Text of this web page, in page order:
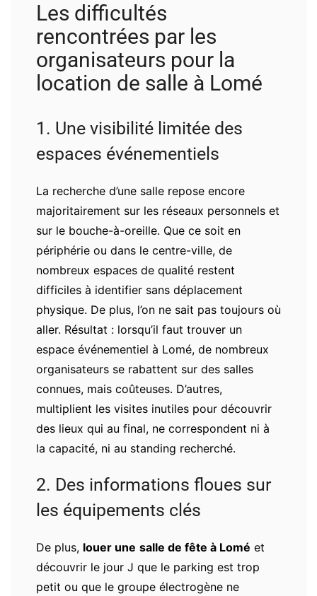
Les difficultés
rencontrées par les
organisateurs pour la
location de salle à Lomé
1. Une visibilité limitée des
espaces événementiels
La recherche d’une salle repose encore
majoritairement sur les réseaux personnels et
sur le bouche-à-oreille. Que ce soit en
périphérie ou dans le centre-ville, de
nombreux espaces de qualité restent
difficiles à identifier sans déplacement
physique. De plus, l’on ne sait pas toujours où
aller. Résultat : lorsqu’il faut trouver un
espace événementiel à Lomé, de nombreux
organisateurs se rabattent sur des salles
connues, mais coûteuses. D’autres,
multiplient les visites inutiles pour découvrir
des lieux qui au final, ne correspondent ni à
la capacité, ni au standing recherché.
2. Des informations floues sur
les équipements clés
De plus, louer une salle de fête à Lomé et
découvrir le jour J que le parking est trop
petit ou que le groupe électrogène ne